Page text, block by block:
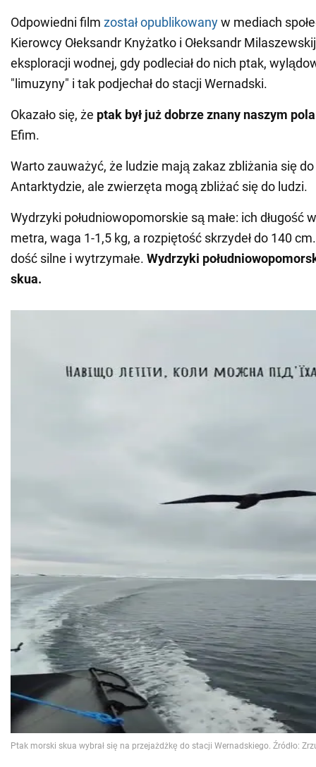
Odpowiedni film został opublikowanyw mediach
Kierowcy Ołeksandr Knyżatko i Ołeksandr
eksploracji wodnej, gdy podleciał do nich ptak,
"limuzyny" i tak podjechał do stacji Wernadski.
Okazało się, że ptak był już dobrze znany naszym
Efim.
Warto zauważyć, że ludzie mają zakaz zbliżania się
Antarktydzie, ale zwierzęta mogą zbliżać się do ludzi.
Wydrzyki południowopomorskie są małe: ich długość
metra, waga 1-1,5 kg, a rozpiętość skrzydeł do 140
dość silne i wytrzymałe. Wydrzyki
skua.